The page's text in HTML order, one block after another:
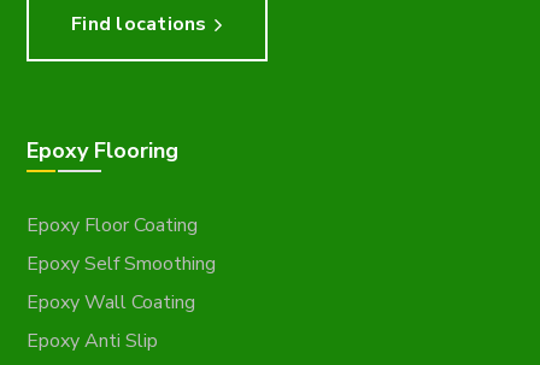
Find locations
Epoxy Flooring
Epoxy Floor Coating
Epoxy Self Smoothing
Epoxy Wall Coating
Epoxy Anti Slip